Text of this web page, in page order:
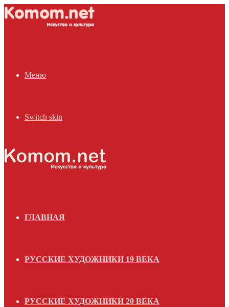
Меню
Switch skin
ГЛАВНАЯ
РУССКИЕ ХУДОЖНИКИ 19 ВЕКА
РУССКИЕ ХУДОЖНИКИ 20 ВЕКА